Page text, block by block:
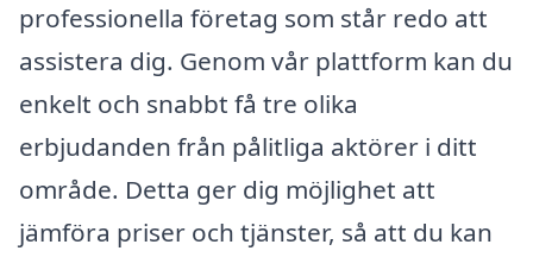
professionella företag som står redo att
assistera dig. Genom vår plattform kan du
enkelt och snabbt få tre olika
erbjudanden från pålitliga aktörer i ditt
område. Detta ger dig möjlighet att
jämföra priser och tjänster, så att du kan